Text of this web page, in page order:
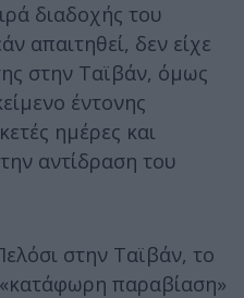
διαδοχής του
απαιτηθεί, δεν είχε
στην Ταϊβάν, όμως
έντονης
ημέρες και
αντίδραση του
στην Ταϊβάν, το
«κατάφωρη παραβίαση»